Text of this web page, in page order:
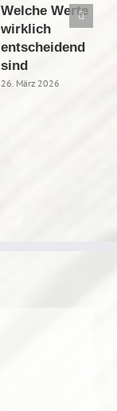
Welche Werte
wirklich
entscheidend
sind
26. März 2026